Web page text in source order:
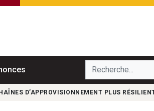
Recherche...
D’APPROVISIONNEMENT PLUS